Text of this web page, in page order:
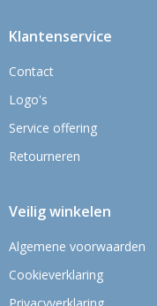
Klantenservice
Contact
Logo's
Service offering
Retourneren
Veilig winkelen
Algemene voorwaarden
Cookieverklaring